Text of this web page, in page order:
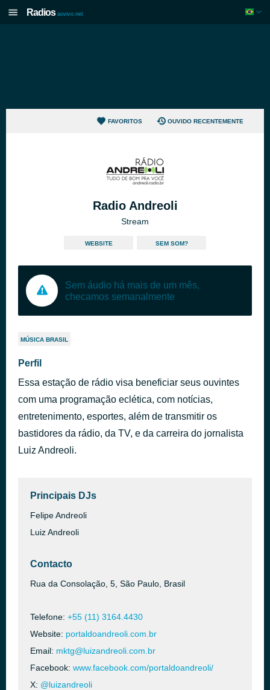
Radios aovivo.net
FAVORITOS OUVIDO RECENTEMENTE
Radio Andreoli
Stream
WEBSITE SEM SOM?
Sem áudio há mais de um mês,
checamos semanalmente
MÚSICA BRASIL
Perfil
Essa estação de rádio visa beneficiar seus ouvintes
com uma programação eclética, com notícias,
entretenimento, esportes, além de transmitir os
bastidores da rádio, da TV, e da carreira do jornalista
Luiz Andreoli.
Principais DJs
Felipe Andreoli
Luiz Andreoli
Contacto
Rua da Consolação, 5, São Paulo, Brasil
Telefone: +55 (11) 3164.4430
Website: portaldoandreoli.com.br
Email: mktg@luizandreoli.com.br
Facebook: www.facebook.com/portaldoandreoli/
X: @luizandreoli